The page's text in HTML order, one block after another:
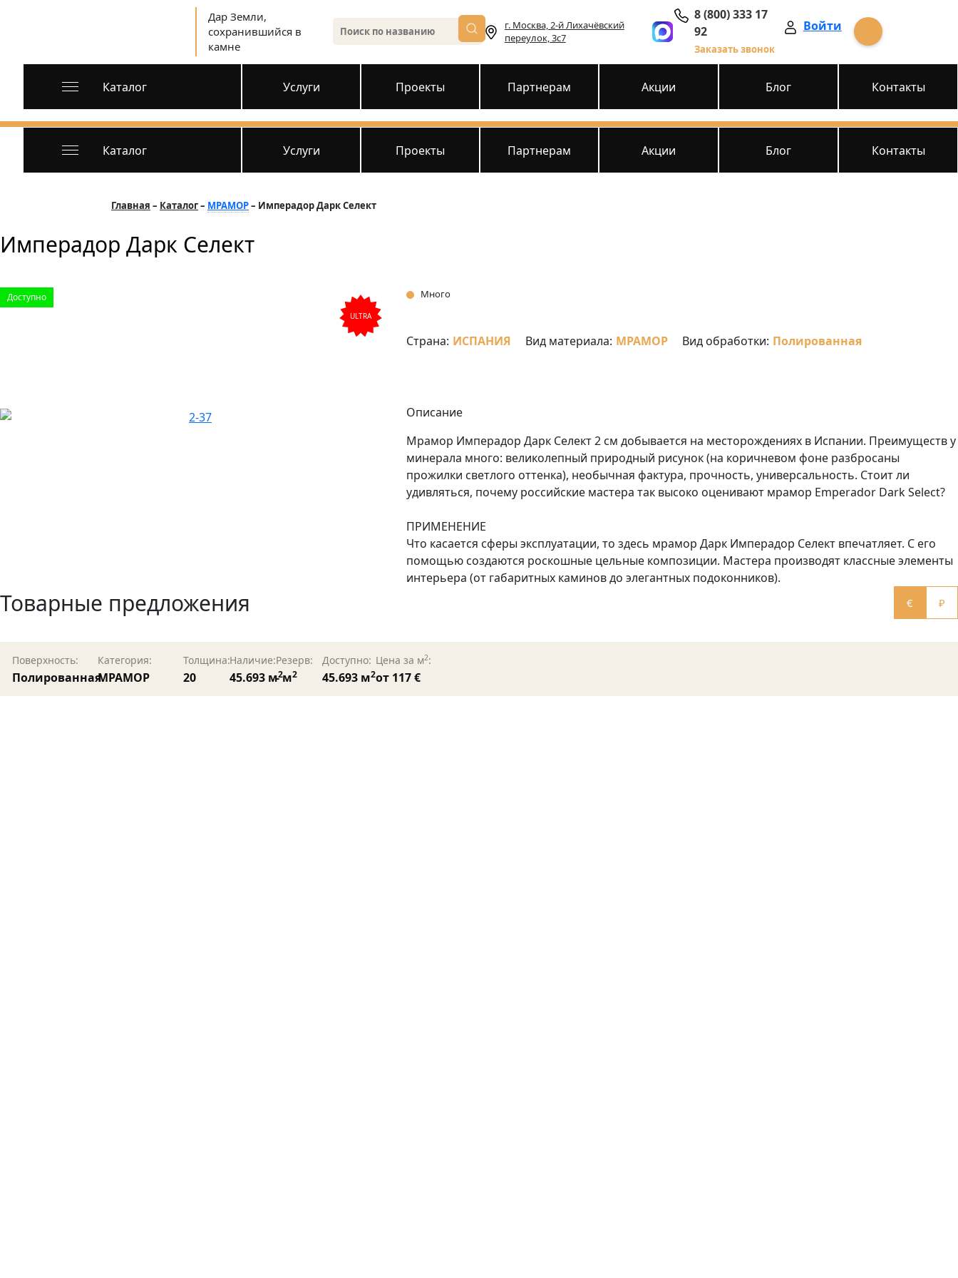
Дар Земли,
сохранившийся в
камне
г. Москва, 2-й Лихачёвский
переулок, 3с7
8 (800) 333 17
92
Заказать звонок
Войти
Каталог Услуги Проекты Партнерам Акции Блог Контакты
Каталог Услуги Проекты Партнерам Акции Блог Контакты
Главная Каталог МРАМОР Имперадор Дарк Селект
Имперадор Дарк Селект
Доступно
ULTRA
Много
Страна: ИСПАНИЯ Вид материала: МРАМОР Вид обработки: Полированная
Описание
Мрамор Имперадор Дарк Селект 2 см добывается на месторождениях в Испании. Преимуществ у
минерала много: великолепный природный рисунок (на коричневом фоне разбросаны
прожилки светлого оттенка), необычная фактура, прочность, универсальность. Стоит ли
удивляться, почему российские мастера так высоко оценивают мрамор Emperador Dark Select?
ПРИМЕНЕНИЕ
Что касается сферы эксплуатации, то здесь мрамор Дарк Имперадор Селект впечатляет. С его
помощью создаются роскошные цельные композиции. Мастера производят классные элементы
интерьера (от габаритных каминов до элегантных подоконников).
Товарные предложения € ₽
Поверхность:
Полированная
Категория:
МРАМОР
Толщина:
20
Наличие:
45.693 м2
Резерв:
- м2
Доступно:
45.693 м2
Цена за м2:
от 117 €